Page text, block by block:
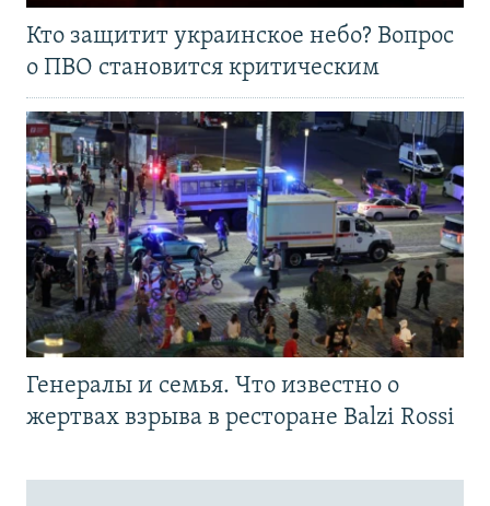
Кто защитит украинское небо? Вопрос
о ПВО становится критическим
Генералы и семья. Что известно о
жертвах взрыва в ресторане Balzi Rossi